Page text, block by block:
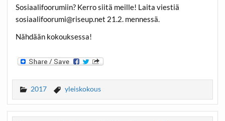
Sosiaalifoorumiin? Kerro siitä meille! Laita viestiä
sosiaalifoorumi@riseup.net 21.2. mennessä.
Nähdään kokouksessa!
2017 yleiskokous